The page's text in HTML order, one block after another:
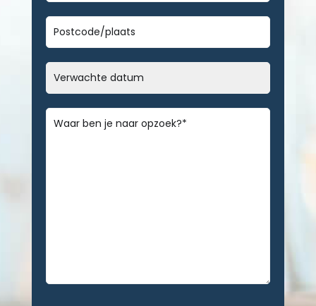
Geen
titel
Datum
MM
DD
Bericht*